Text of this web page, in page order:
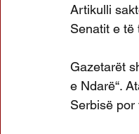
Artikulli
Senatit e të
Gazetarët
e Ndarë“.
Serbisë